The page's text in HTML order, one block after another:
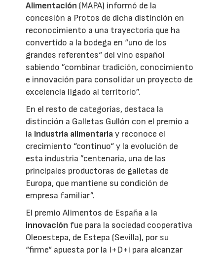
Alimentación (MAPA) informó de la
concesión a Protos de dicha distinción en
reconocimiento a una trayectoria que ha
convertido a la bodega en “uno de los
grandes referentes“ del vino español
sabiendo ”combinar tradición, conocimiento
e innovación para consolidar un proyecto de
excelencia ligado al territorio”.
En el resto de categorías, destaca la
distinción a Galletas Gullón con el premio a
la industria alimentariay reconoce el
crecimiento “continuo“ y la evolución de
esta industria ”centenaria, una de las
principales productoras de galletas de
Europa, que mantiene su condición de
empresa familiar”.
El premio Alimentos de España a la
innovación fue para la sociedad cooperativa
Oleoestepa, de Estepa (Sevilla), por su
“firme“ apuesta por la I+D+i para alcanzar